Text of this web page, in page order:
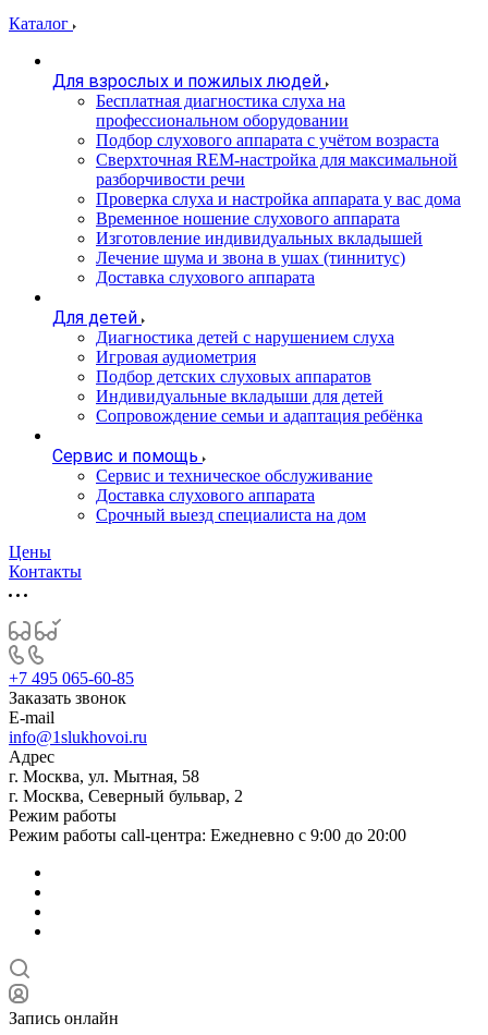
Каталог
Для взрослых и пожилых людей
Бесплатная диагностика слуха на
профессиональном оборудовании
Подбор слухового аппарата с учётом возраста
Сверхточная REM-настройка для максимальной
разборчивости речи
Проверка слуха и настройка аппарата у вас дома
Временное ношение слухового аппарата
Изготовление индивидуальных вкладышей
Лечение шума и звона в ушах (тиннитус)
Доставка слухового аппарата
Для детей
Диагностика детей с нарушением слуха
Игровая аудиометрия
Подбор детских слуховых аппаратов
Индивидуальные вкладыши для детей
Сопровождение семьи и адаптация ребёнка
Сервис и помощь
Сервис и техническое обслуживание
Доставка слухового аппарата
Срочный выезд специалиста на дом
Цены
Контакты
+7 495 065-60-85
Заказать звонок
E-mail
info@1slukhovoi.ru
Адрес
г. Москва, ул. Мытная, 58
г. Москва, Северный бульвар, 2
Режим работы
Режим работы call-центра: Ежедневно с 9:00 до 20:00
Запись онлайн